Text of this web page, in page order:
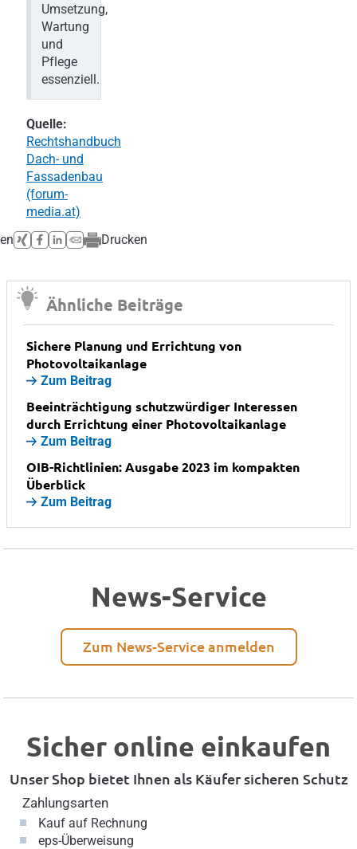
Umsetzung,
Wartung
und
Pflege
essenziell.
Quelle:
Rechtshandbuch
Dach- und
Fassadenbau
(forum-
media.at)
Drucken
Ähnliche Beiträge
Sichere Planung und Errichtung von
Photovoltaikanlage
Zum Beitrag
Beeinträchtigung schutzwürdiger Interessen
durch Errichtung einer Photovoltaikanlage
Zum Beitrag
OIB-Richtlinien: Ausgabe 2023 im kompakten
Überblick
Zum Beitrag
News-Service
Zum News-Service anmelden
Sicher online einkaufen
Unser Shop bietet Ihnen als Käufer sicheren Schutz
Zahlungsarten
Kauf auf Rechnung
eps-Überweisung